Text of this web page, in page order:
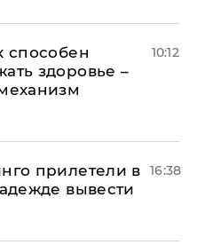
способен
здоровье –
10:12
прилетели в
вывести
16:38